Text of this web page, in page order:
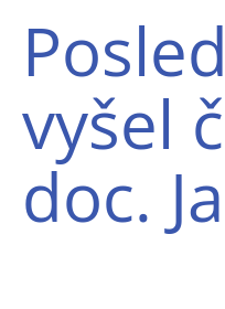
vyšel
doc.